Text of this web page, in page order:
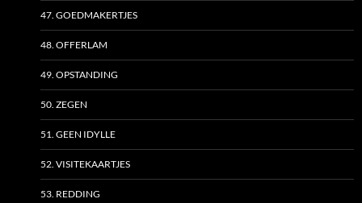
47. GOEDMAKERTJES
48. OFFERLAM
49. OPSTANDING
50. ZEGEN
51. GEEN IDYLLE
52. VISITEKAARTJES
53. REDDING